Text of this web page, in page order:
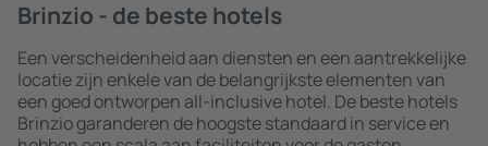
Brinzio - de beste hotels
Een verscheidenheid aan diensten en een aantrekkelijke
locatie zijn enkele van de belangrijkste elementen van
een goed ontworpen all-inclusive hotel. De beste hotels
Brinzio garanderen de hoogste standaard in service en